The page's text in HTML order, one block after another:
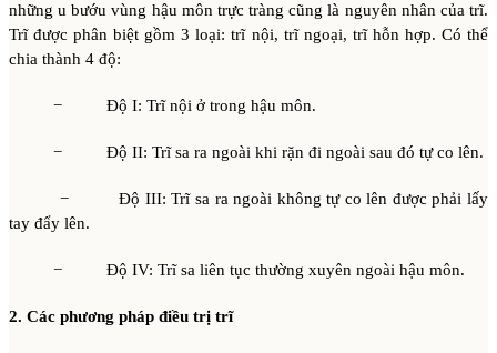
những u bướu vùng hậu môn trực tràng cũng là nguyên nhân của trĩ.
Trĩ được phân biệt gồm 3 loại: trĩ nội, trĩ ngoại, trĩ hỗn hợp. Có thể
chia thành 4 độ:
− Độ I: Trĩ nội ở trong hậu môn.
− Độ II: Trĩ sa ra ngoài khi rặn đi ngoài sau đó tự co lên.
− Độ III: Trĩ sa ra ngoài không tự co lên được phải lấy
tay đẩy lên.
− Độ IV: Trĩ sa liên tục thường xuyên ngoài hậu môn.
2. Các phương pháp điều trị trĩ